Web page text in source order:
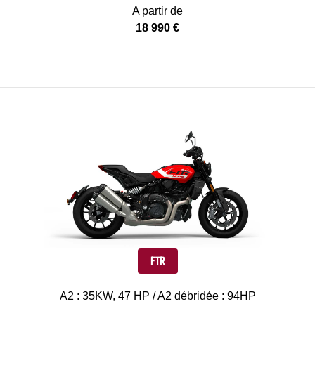
A partir de
18 990 €
FTR
A2 : 35KW, 47 HP / A2 débridée : 94HP